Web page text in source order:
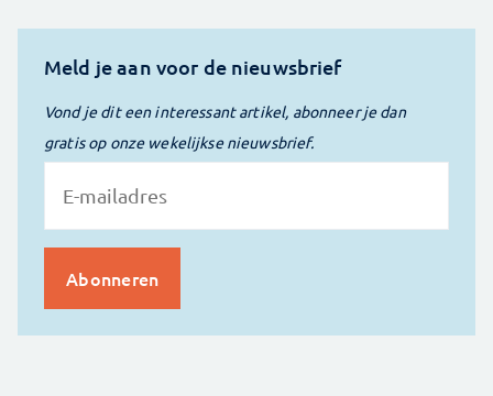
Meld je aan voor de nieuwsbrief
Vond je dit een interessant artikel, abonneer je dan
gratis op onze wekelijkse nieuwsbrief.